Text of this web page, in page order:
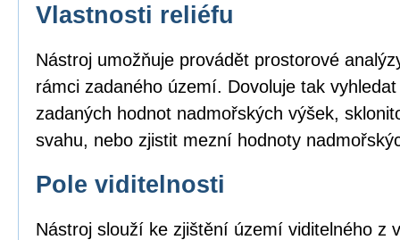
Vlastnosti reliéfu
Nástroj umožňuje provádět prostorové
rámci zadaného území. Dovoluje tak
zadaných hodnot nadmořských výšek,
svahu, nebo zjistit mezní hodnoty
Pole viditelnosti
Nástroj slouží ke zjištění území viditelného z